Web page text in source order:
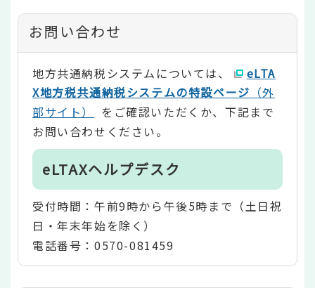
お問い合わせ
地方共通納税システムについては、
eLTA
X地方税共通納税システムの特設ページ （外
部サイト）
をご確認いただくか、下記まで
お問い合わせください。
eLTAXヘルプデスク
受付時間：午前9時から午後5時まで（土日祝
日・年末年始を除く）
電話番号：0570-081459